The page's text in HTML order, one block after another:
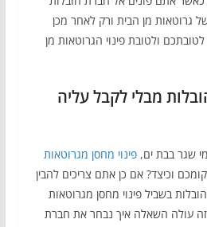
גרוטאות מן הבית ורק לאחר מכן
ולטובת פינוי הגרוטאות מן
מבלי לקבל עליה
שגר בבת ים, פינוי מחסן מגרוטאות
וכיצד? אם כן אתם צריכים להבין
בשביל פינוי מחסן מגרוטאות
עולה השאלה איך נבחר את חברת